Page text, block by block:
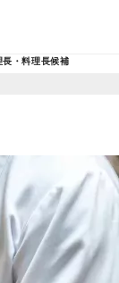
・料理長候補